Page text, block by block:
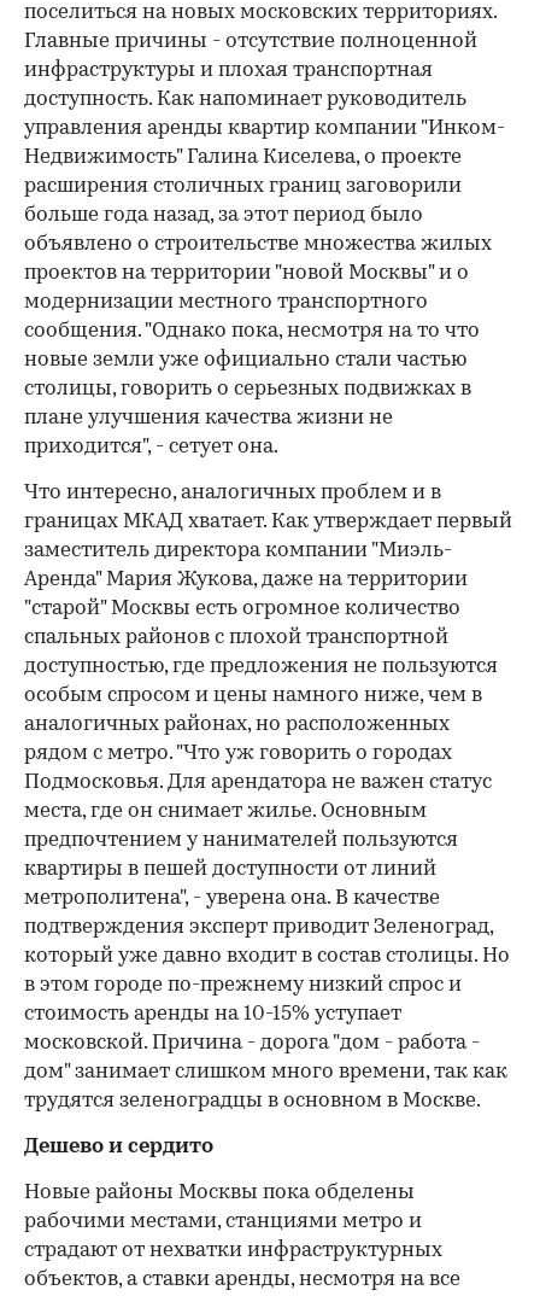
поселиться на новых московских территориях.
Главные причины - отсутствие полноценной
инфраструктуры и плохая транспортная
доступность. Как напоминает руководитель
управления аренды квартир компании "Инком-
Недвижимость" Галина Киселева, о проекте
расширения столичных границ заговорили
больше года назад, за этот период было
объявлено о строительстве множества жилых
проектов на территории "новой Москвы" и о
модернизации местного транспортного
сообщения. "Однако пока, несмотря на то что
новые земли уже официально стали частью
столицы, говорить о серьезных подвижках в
плане улучшения качества жизни не
приходится", - сетует она.
Что интересно, аналогичных проблем и в
границах МКАД хватает. Как утверждает первый
заместитель директора компании "Миэль-
Аренда" Мария Жукова, даже на территории
"старой" Москвы есть огромное количество
спальных районов с плохой транспортной
доступностью, где предложения не пользуются
особым спросом и цены намного ниже, чем в
аналогичных районах, но расположенных
рядом с метро. "Что уж говорить о городах
Подмосковья. Для арендатора не важен статус
места, где он снимает жилье. Основным
предпочтением у нанимателей пользуются
квартиры в пешей доступности от линий
метрополитена", - уверена она. В качестве
подтверждения эксперт приводит Зеленоград,
который уже давно входит в состав столицы. Но
в этом городе по-прежнему низкий спрос и
стоимость аренды на 10-15% уступает
московской. Причина - дорога "дом - работа -
дом" занимает слишком много времени, так как
трудятся зеленоградцы в основном в Москве.
Дешево и сердито
Новые районы Москвы пока обделены
рабочими местами, станциями метро и
страдают от нехватки инфраструктурных
объектов, а ставки аренды, несмотря на все